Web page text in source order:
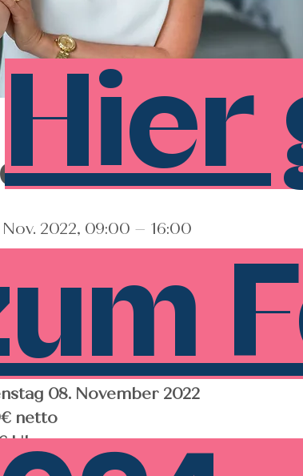
& Ort
2022, 09:00 – 16:00
im Detail
08. November 2022
netto
Uhr
Verpflegung
Hier